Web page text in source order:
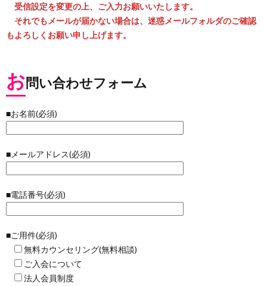
受信設定を変更の上、ご入力お願いいたします。
それでもメールが届かない場合は、迷惑メールフォルダのご確認
もよろしくお願い申し上げます。
お問い合わせフォーム
■お名前(必須)
■メールアドレス(必須)
■電話番号(必須)
■ご用件(必須)
無料カウンセリング(無料相談)
ご入会について
法人会員制度